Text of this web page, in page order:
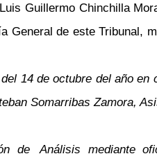
Guillermo Chinchilla
General de este Tribunal,
14 de octubre del año
Somarribas Zamora,
de Análisis mediante